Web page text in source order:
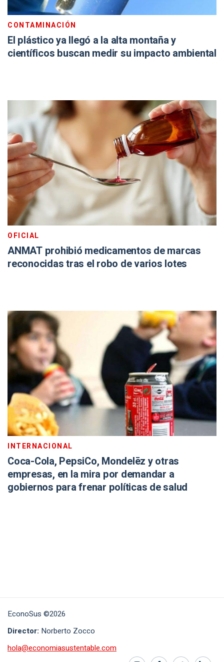
CONTAMINACIÓN
El plástico ya llegó a la alta montaña y
científicos buscan medir su impacto ambiental
OFICIAL
ANMAT prohibió medicamentos de marcas
reconocidas tras el robo de varios lotes
INTERNACIONAL
Coca-Cola, PepsiCo, Mondelēz y otras
empresas, en la mira por demandar a
gobiernos para frenar políticas de salud
EconoSus ©2026
Director: Norberto Zocco
hola@economiasustentable.com